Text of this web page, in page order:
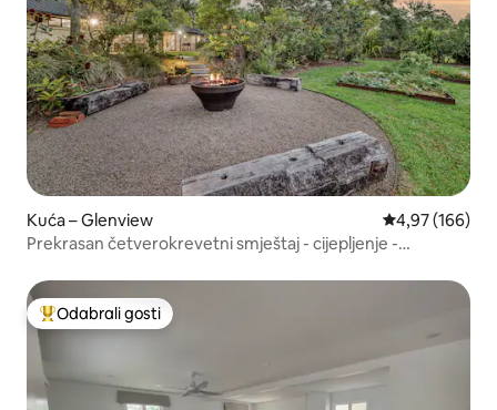
Kuća – Glenview Prosječna
4,97 (166)
Prekrasan četverokrevetni smještaj - cijepljenje -
Među najviše rangiranima s oznakom „Odabrali gosti”
Odabrali gosti